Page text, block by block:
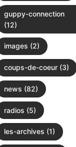
guppy-connection
(12)
images (2)
coups-de-coeur (3)
news (82)
radios (5)
les-archives (1)